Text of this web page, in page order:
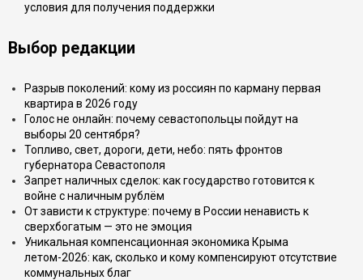
условия для получения поддержки
Выбор редакции
Разрыв поколений: кому из россиян по карману первая
квартира в 2026 году
Голос не онлайн: почему севастопольцы пойдут на
выборы 20 сентября?
Топливо, свет, дороги, дети, небо: пять фронтов
губернатора Севастополя
Запрет наличных сделок: как государство готовится к
войне с наличным рублём
От зависти к структуре: почему в России ненависть к
сверхбогатым — это не эмоция
Уникальная компенсационная экономика Крыма
летом-2026: как, сколько и кому компенсируют отсутствие
коммунальных благ